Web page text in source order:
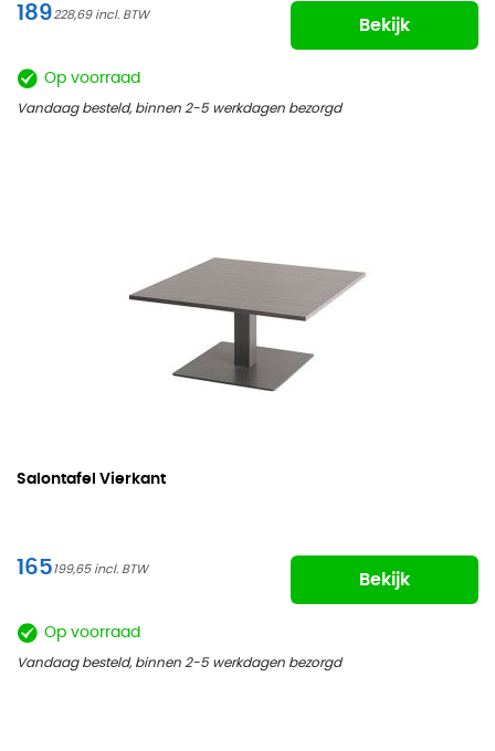
189228,69
Bekijk
Op voorraad
Vandaag besteld, binnen 2-5 werkdagen bezorgd
Salontafel Vierkant
165199,65
Bekijk
Op voorraad
Vandaag besteld, binnen 2-5 werkdagen bezorgd